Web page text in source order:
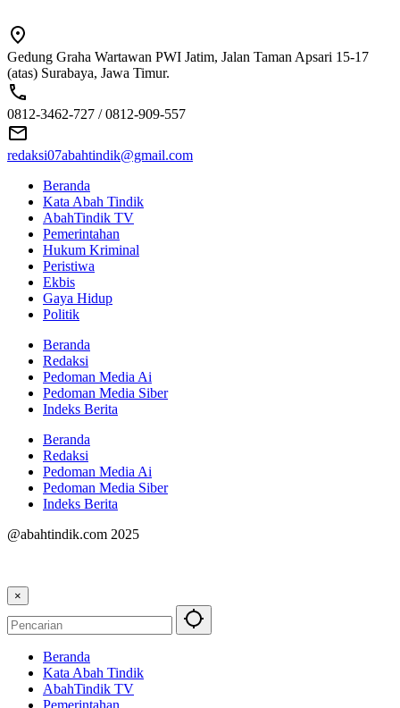
Gedung Graha Wartawan PWI Jatim, Jalan Taman Apsari 15-17
(atas) Surabaya, Jawa Timur.
0812-3462-727 / 0812-909-557
redaksi07abahtindik@gmail.com
Beranda
Kata Abah Tindik
AbahTindik TV
Pemerintahan
Hukum Kriminal
Peristiwa
Ekbis
Gaya Hidup
Politik
Beranda
Redaksi
Pedoman Media Ai
Pedoman Media Siber
Indeks Berita
Beranda
Redaksi
Pedoman Media Ai
Pedoman Media Siber
Indeks Berita
@abahtindik.com 2025
×
Beranda
Kata Abah Tindik
AbahTindik TV
Pemerintahan